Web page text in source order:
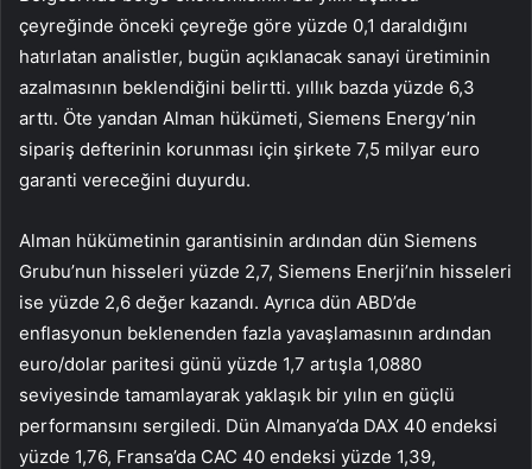
çeyreğinde önceki çeyreğe göre yüzde 0,1 daraldığını
hatırlatan analistler, bugün açıklanacak sanayi üretiminin
azalmasının beklendiğini belirtti. yıllık bazda yüzde 6,3
arttı. Öte yandan Alman hükümeti, Siemens Energy’nin
sipariş defterinin korunması için şirkete 7,5 milyar euro
garanti vereceğini duyurdu.
Alman hükümetinin garantisinin ardından dün Siemens
Grubu’nun hisseleri yüzde 2,7, Siemens Enerji’nin hisseleri
ise yüzde 2,6 değer kazandı. Ayrıca dün ABD’de
enflasyonun beklenenden fazla yavaşlamasının ardından
euro/dolar paritesi günü yüzde 1,7 artışla 1,0880
seviyesinde tamamlayarak yaklaşık bir yılın en güçlü
performansını sergiledi. Dün Almanya’da DAX 40 endeksi
yüzde 1,76, Fransa’da CAC 40 endeksi yüzde 1,39,